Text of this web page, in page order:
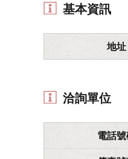
基本資訊
地址
洽詢單位
電話